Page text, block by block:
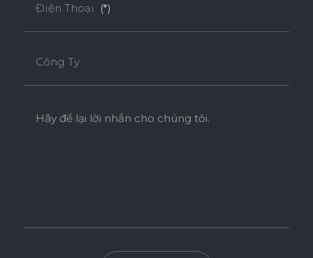
Điện Thoại (*)
Công Ty
Hãy để lại lời nhắn cho chúng tôi.